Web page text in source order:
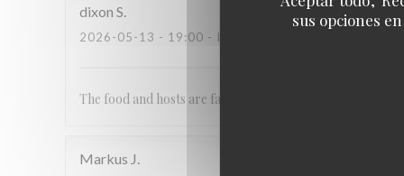
sus opciones
dixon S
2026-05-13 - 19:00 - INVITADOS 2
The food and hosts are fantastic!
Markus J